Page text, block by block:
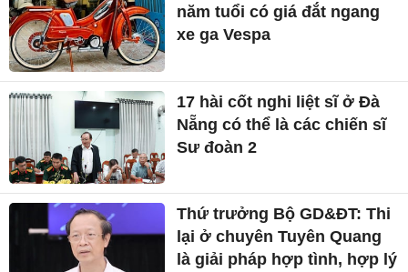
năm tuổi có giá đắt ngang
xe ga Vespa
17 hài cốt nghi liệt sĩ ở Đà
Nẵng có thể là các chiến sĩ
Sư đoàn 2
Thứ trưởng Bộ GD&ĐT: Thi
lại ở chuyên Tuyên Quang
là giải pháp hợp tình, hợp lý